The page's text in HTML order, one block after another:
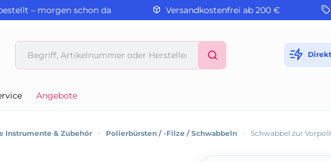
– morgen schon da Versandkostenfrei ab 200 €
Angebote
Instrumente & Zubehör > Polierbürsten / -Filze / Schwabbeln > Schwabbel zur